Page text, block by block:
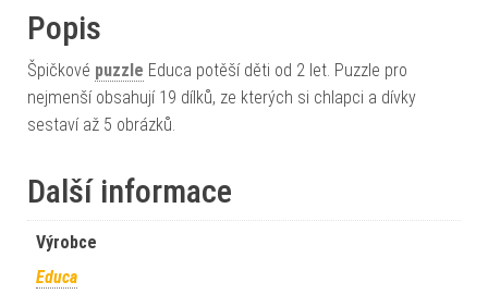
Popis
Špičkové puzzle Educa potěší děti od 2 let. Puzzle pro
nejmenší obsahují 19 dílků, ze kterých si chlapci a dívky
sestaví až 5 obrázků.
Další informace
Výrobce
Educa